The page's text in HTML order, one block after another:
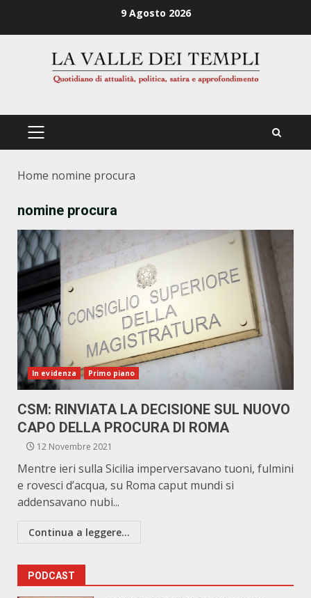
9 Agosto 2026
PRIMÄRES
Home nomine procura
nomine procura
In evidenza Primo piano
CSM: RINVIATA LA DECISIONE SUL NUOVO
CAPO DELLA PROCURA DI ROMA
12 Novembre 2021
Mentre ieri sulla Sicilia imperversavano tuoni, fulmini
e rovesci d’acqua, su Roma caput mundi si
addensavano nubi...
Continua a leggere...
PODCAST